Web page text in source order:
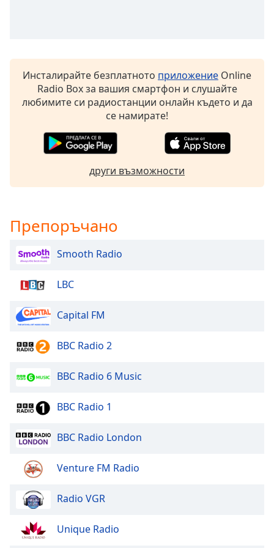
cancel
close
Text
Background
Opacity
Caption
Background
Style
Инсталирайте безплатното приложение Online
Radio Box за вашия смартфон и слушайте
любимите си радиостанции онлайн където и да
се намирате!
други възможности
Препоръчано
Smooth Radio
LBC
Capital FM
BBC Radio 2
BBC Radio 6 Music
BBC Radio 1
BBC Radio London
Venture FM Radio
Radio VGR
Unique Radio